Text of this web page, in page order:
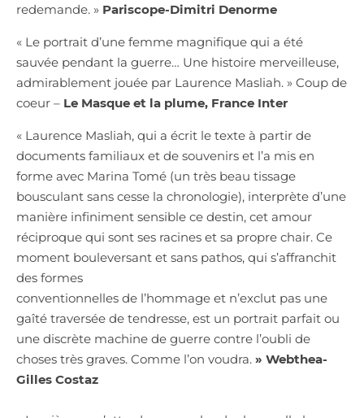
redemande. » Pariscope-Dimitri Denorme
« Le portrait d’une femme magnifique qui a été
sauvée pendant la guerre… Une histoire merveilleuse,
admirablement jouée par Laurence Masliah. » Coup de
coeur – Le Masque et la plume, France Inter
« Laurence Masliah, qui a écrit le texte à partir de
documents familiaux et de souvenirs et l’a mis en
forme avec Marina Tomé (un très beau tissage
bousculant sans cesse la chronologie), interprète d’une
manière infiniment sensible ce destin, cet amour
réciproque qui sont ses racines et sa propre chair. Ce
moment bouleversant et sans pathos, qui s’affranchit
des formes
conventionnelles de l’hommage et n’exclut pas une
gaîté traversée de tendresse, est un portrait parfait ou
une discrète machine de guerre contre l’oubli de
choses très graves. Comme l’on voudra. » Webthea-
Gilles Costaz